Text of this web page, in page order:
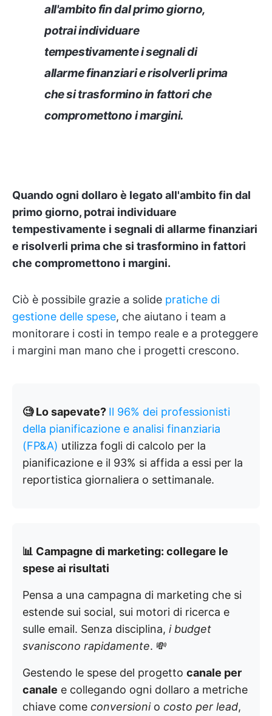
all'ambito fin dal primo giorno,
potrai individuare
tempestivamente i segnali di
allarme finanziari e risolverli prima
che si trasformino in fattori che
compromettono i margini.
Quando ogni dollaro è legato all'ambito fin dal
primo giorno, potrai individuare
tempestivamente i segnali di allarme finanziari
e risolverli prima che si trasformino in fattori
che compromettono i margini.
Ciò è possibile grazie a solide pratiche di
gestione delle spese, che aiutano i team a
monitorare i costi in tempo reale e a proteggere
i margini man mano che i progetti crescono.
🧐 Lo sapevate? Il 96% dei professionisti
della pianificazione e analisi finanziaria
(FP&A) utilizza fogli di calcolo per la
pianificazione e il 93% si affida a essi per la
reportistica giornaliera o settimanale.
📊 Campagne di marketing: collegare le
spese ai risultati
Pensa a una campagna di marketing che si
estende sui social, sui motori di ricerca e
sulle email. Senza disciplina, i budget
svaniscono rapidamente. 💸
Gestendo le spese del progetto canale per
canale e collegando ogni dollaro a metriche
chiave come conversionio costo per lead,